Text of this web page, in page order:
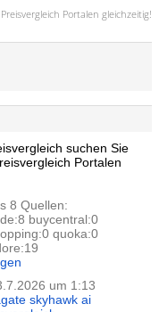
Preisvergleich Portalen gleichzeitig!
suchen Sie
Portalen
8 Quellen:
buycentral:0
quoka:0
um 1:13
skyhawk ai